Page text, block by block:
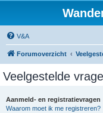
V&A
Forumoverzicht
Veelgestelde
Aanmeld- en registratievragen
Waarom moet ik me registreren?